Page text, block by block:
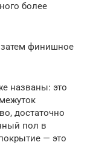
более
финишное
названы: это
достаточно
пол в
— это